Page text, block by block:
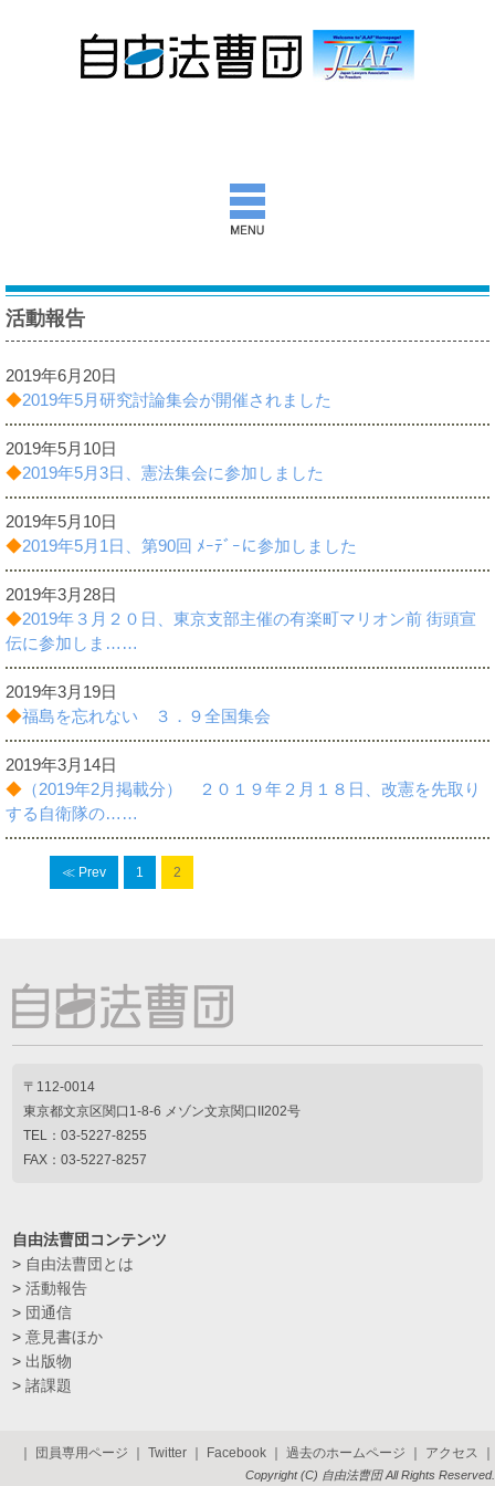
自由法曹団とは
活動報告
団通信
意見書ほか
出版物
諸課題
活動報告
2019年6月20日
◆2019年5月研究討論集会が開催されました
2019年5月10日
◆2019年5月3日、憲法集会に参加しました
2019年5月10日
◆2019年5月1日、第90回 ﾒｰﾃﾞｰに参加しました
2019年3月28日
◆2019年３月２０日、東京支部主催の有楽町マリオン前 街頭宣
伝に参加しま……
2019年3月19日
◆福島を忘れない ３．９全国集会
2019年3月14日
◆（2019年2月掲載分） ２０１９年２月１８日、改憲を先取り
する自衛隊の……
≪ Prev 1 2
〒112-0014
東京都文京区関口1-8-6 メゾン文京関口II202号
TEL：03-5227-8255
FAX：03-5227-8257
自由法曹団コンテンツ
> 自由法曹団とは
>活動報告
> 団通信
>意見書ほか
> 出版物
>諸課題
団員専用ページ Twitter Facebook 過去のホームページ アクセス
Copyright (C) 自由法曹団 All Rights Reserved.